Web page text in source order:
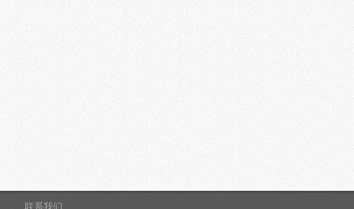
联系我们